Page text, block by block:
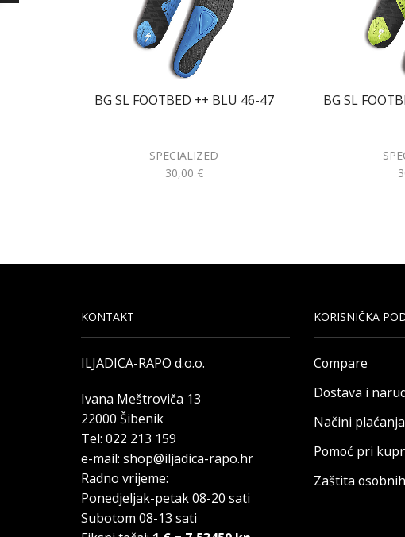
BG SL FOOTBED ++ BLU 46-47
SPECIALIZED
30,00 €
BG SL
KONTAKT
ILJADICA-RAPO d.o.o.
Ivana Meštroviča 13
22000 Šibenik
Tel: 022 213 159
e-mail: shop@iljadica-rapo.hr
Radno vrijeme:
Ponedjeljak-petak 08-20 sati
Subotom 08-13 sati
KORISNIČKA
Compare
Dostava i
Načini plaćanja
Pomoć pri
Zaštita